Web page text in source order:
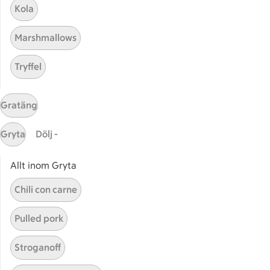
Våra ICA-kort
ICA
ICAs egna varor
ICA Gruppen
ICA Nära
ICA Supermarket
ICA Kvantum
ICA Maxi
Utvalda leverantörer
Annonsera
Jobba på ICA
Hållbarhet
ICA Stiftelsen
En god morgondag
Kola
Marshmallows
Tryffel
Gratäng
Gryta Dölj -
Allt inom Gryta
Chili con carne
Pulled pork
Stroganoff